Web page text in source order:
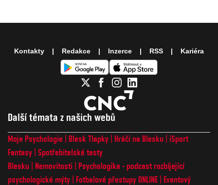
Další témata z našich webů
Moje Psychologie Blesk Tlapky Hráči na Blesku
iSport
Fantasy Spotřebitelské testy
Blesku
Nemovitosti
Psychologika - podcast rozbíjející
psychologické mýty
Fotbalové přestupy ONLINE
Eventový
Kontakty Redakce Inzerce RSS Kariéra